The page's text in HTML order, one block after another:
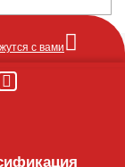
с вами
запрос по
ответим!